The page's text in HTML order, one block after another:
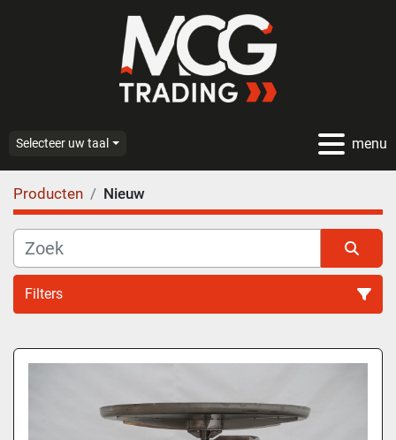
menu
Selecteer uw taal
Producten Nieuw
Filters
Alle categoriën